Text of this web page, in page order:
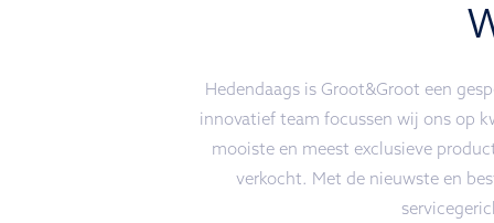
Hedendaags is Groot&Groot een
innovatief team focussen wij ons op
mooiste en meest exclusieve
verkocht. Met de nieuwste en